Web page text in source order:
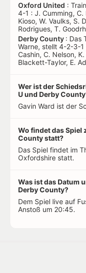
Oxford United :
4-1 : J. Cumming, C.
Kioso, W. Vaulks, S.
Rodrigues, T.
Derby County : Das
Warne, stellt 4-2-3-1
Cashin, C. Nelson,
Blackett-Taylor, E.
Wer ist der
U und Derby
Gavin Ward ist der
Wo findet das Spiel
County statt?
Das Spiel findet im
Oxfordshire statt.
Was ist das Datum
Derby County?
Dem Spiel live auf
Anstoß um 20:45.